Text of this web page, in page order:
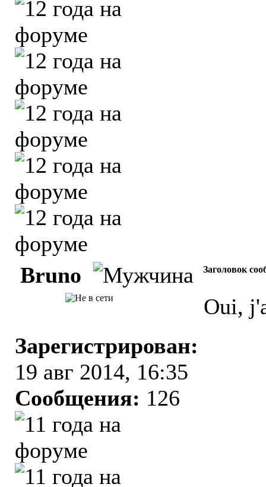
Bruno Заголовок
Зарегистрирован:
19 авг 2014, 16:35
Сообщения: 126
Oui,